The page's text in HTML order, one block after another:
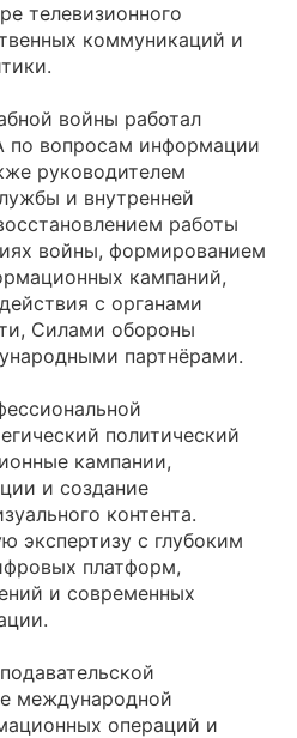
телевизионного
коммуникаций и
войны работал
по вопросам информации
руководителем
и внутренней
работы
войны, формированием
кампаний,
с органами
Силами обороны
партнёрами.
политический
кампании,
и создание
контента.
экспертизу с глубоким
платформ,
и современных
международной
операций и